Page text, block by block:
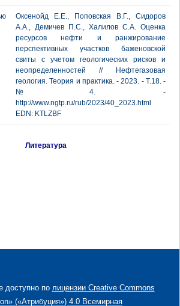
Оксенойд Е.Е., Поповская В.Г., Сидоров
А.А., Демичев П.С., Халилов С.А. Оценка
ресурсов нефти и ранжирование
перспективных участков баженовской
свиты с учетом геологических рисков и
неопределенностей // Нефтегазовая
геология. Теория и практика. - 2023. - Т.18. -
№4. -
http://www.ngtp.ru/rub/2023/40_2023.html
EDN: KTLZBF
Литература
доступно по лицензии Creative Commons
(«Атрибуция») 4.0 Всемирная